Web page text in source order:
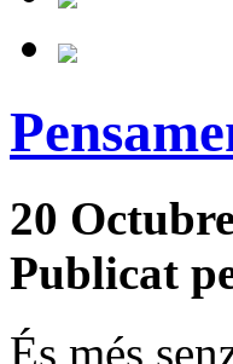
20
Publicat
És més